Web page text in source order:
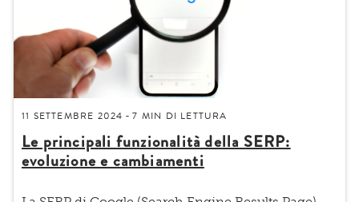
11 SETTEMBRE 2024 -7 MIN DI LETTURA
Le principali funzionalità della SERP:
evoluzione e cambiamenti